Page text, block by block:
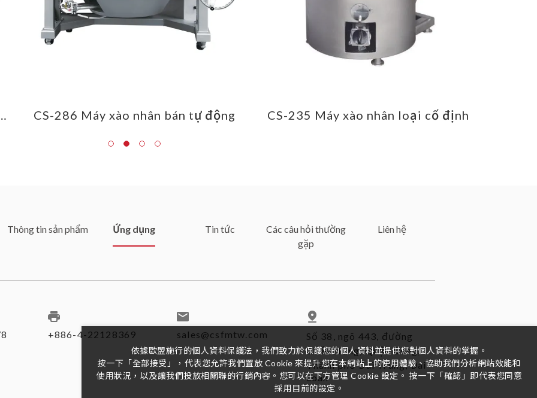
CS-286 Máy xào nhân bán tự động CS-235 Máy xào nhân loại cố định
Thông tin sản phẩm Ứng dụng Tin tức
Các câu hỏi thường
gặp
Liên hệ
+886-4-22128369 sales@csfmtw.com
Số 38, ngõ 443, đường
Chấn Hưng, Quận Đông,
Thành phố Đài Trung, Đài
Loan
依據歐盟施行的個人資料保護法，我們致力於保護您的個人資料並提供您對個人資料的掌握。
按一下「全部接受」，代表您允許我們置放 Cookie 來提升您在本網站上的使用體驗、協助我們分析網站效能和
使用狀況，以及讓我們投放相關聯的行銷內容。您可以在下方管理 Cookie 設定。 按一下「確認」即代表您同意
採用目前的設定。